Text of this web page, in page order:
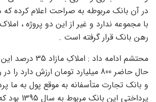
در آن بانک مربوطه به صراحت اعلام کرده
با مجموعه ندارد و غیر از این دو پروژه ،
رهن بانک قرار گرفته است .
محتشم ادامه داد :
حال حاضر 800 میلیارد تومان ارزش
و بانک تجارت متأسفانه به موقع پول به ما
پرداختی